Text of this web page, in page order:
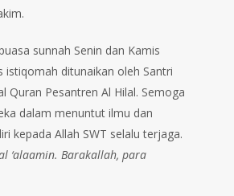
sunnah Senin dan Kamis
istiqomah ditunaikan oleh Santri
Quran Pesantren Al Hilal. Semoga
dalam menuntut ilmu dan
kepada Allah SWT selalu terjaga.
‘alaamin. Barakallah, para